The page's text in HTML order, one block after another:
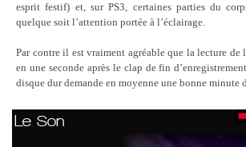
esprit festif) et, sur PS3, certaines parties du
quelque soit l’attention portée à l’éclairage.
Par contre il est vraiment agréable que la lecture de
en une seconde après le clap de fin
disque dur demande en moyenne une bonne minute
Le Son